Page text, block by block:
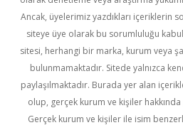
Ancak, üyelerimiz yazdıkları içeriklerin
siteye üye olarak bu sorumluluğu
sitesi, herhangi bir marka, kurum veya
bulunmamaktadır. Sitede yalnızca
paylaşılmaktadır. Burada yer alan
olup, gerçek kurum ve kişiler hakkında
Gerçek kurum ve kişiler ile isim